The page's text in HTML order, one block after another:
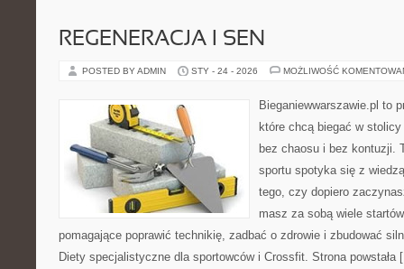
REGENERACJA I SEN
POSTED BY ADMIN STY - 24 - 2026 MOŻLIWOŚĆ
Bieganiewwarszawie.pl to
które chcą biegać w
bez chaosu i bez kontuzji.
sportu spotyka się z
tego, czy dopiero
masz za sobą wiele
pomagające poprawić technikię, zadbać o zdrowie i zbudować
Diety specjalistyczne dla sportowców i Crossfit. Strona